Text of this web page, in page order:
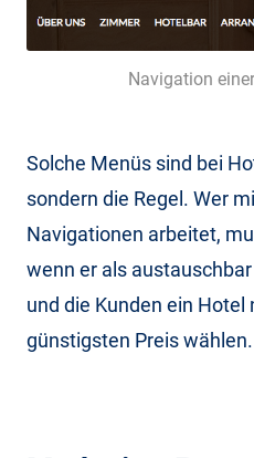
Navigation
Solche Menüs sind bei
sondern die Regel. Wer
Navigationen arbeitet,
wenn er als
und die Kunden ein Hotel
günstigsten Preis wählen.